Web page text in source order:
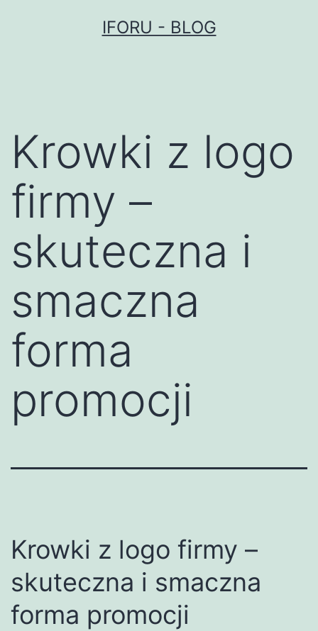
IFORU - BLOG
Krowki z logo
firmy –
skuteczna i
smaczna
forma
promocji
Krowki z logo firmy –
skuteczna i smaczna
forma promocji